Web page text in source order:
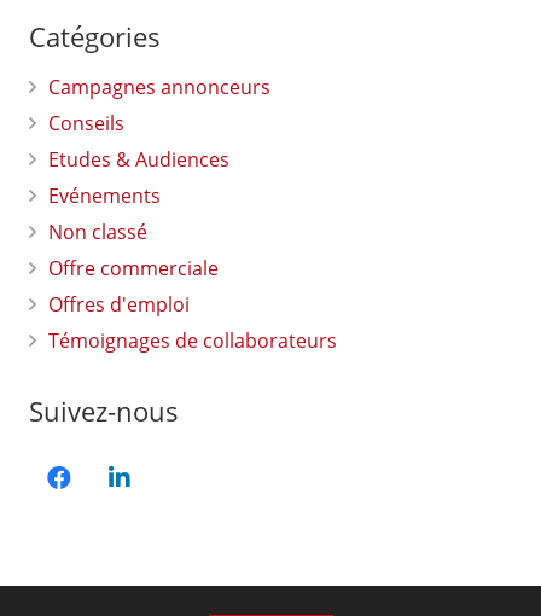
Catégories
Campagnes annonceurs
Conseils
Etudes & Audiences
Evénements
Non classé
Offre commerciale
Offres d'emploi
Témoignages de collaborateurs
Suivez-nous